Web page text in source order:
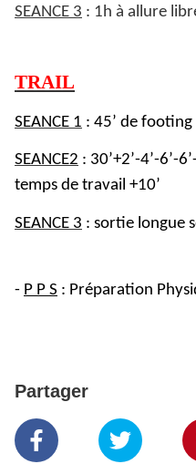
SEANCE 3 : 1h à allure
TRAIL
SEANCE 1 : 45’ de footing
SEANCE2 : 30’+2’-4’-6’-
temps de travail +10’
SEANCE 3 : sortie longue
- P P S : Préparation
Partager